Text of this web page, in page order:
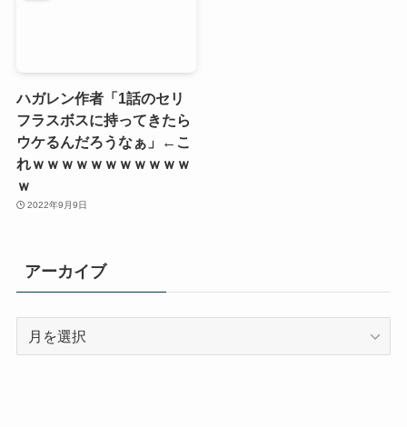
ハガレン作者「1話のセリ
フラスボスに持ってきたら
ウケるんだろうなぁ」←こ
れｗｗｗｗｗｗｗｗｗｗｗ
ｗ
2022年9月9日
アーカイブ